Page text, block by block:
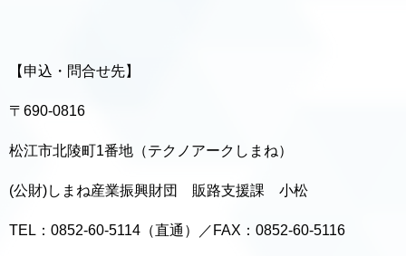
【申込・問合せ先】
〒690-0816
松江市北陵町1番地（テクノアークしまね）
(公財)しまね産業振興財団 販路支援課 小松
TEL：0852-60-5114（直通）／FAX：0852-60-5116